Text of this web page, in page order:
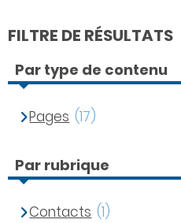
FILTRE DE RÉSULTATS
Par type de contenu
Pages (17)
Par rubrique
Contacts (1)